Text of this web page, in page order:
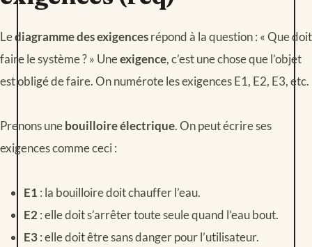
Lediagramme des exigencesrépond à la question : « Que doit
faire le système ? » Uneexigence, c’est une chose que l’objet
est obligé de faire. On numérote les exigences E1, E2, E3, etc.
Prenons unebouilloire électrique. On peut écrire ses
exigences comme ceci :
E1 : la bouilloire doit chauffer l’eau.
E2: elle doit s’arrêter toute seule quand l’eau bout.
E3: elle doit être sans danger pour l’utilisateur.